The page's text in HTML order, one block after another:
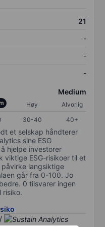
21
-
-
-
Medium
Høy
Alvorlig
30-40 40+
et selskap håndterer
sine ESG
hjelpe investorer
viktige ESG-risikoer til et
langsiktige
går fra 0-100. Jo
0 tilsvarer ingen
risiko.
/